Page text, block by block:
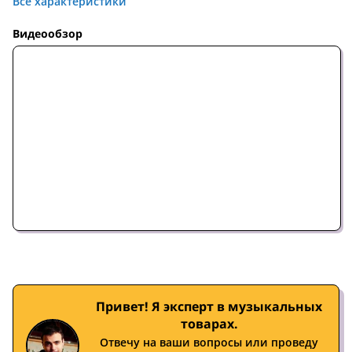
Видеообзор
Привет! Я эксперт в музыкальных
товарах.
Отвечу на ваши вопросы или проведу